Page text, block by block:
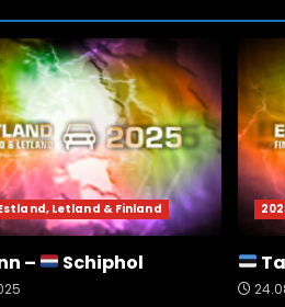
Letland & Finland
– Schiphol